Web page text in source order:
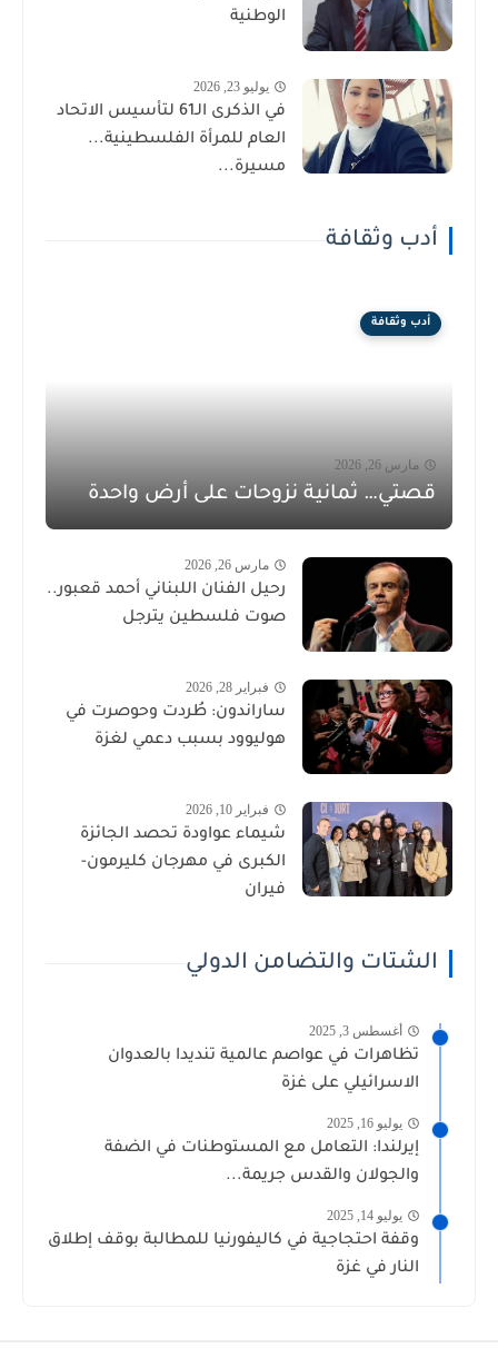
الوطنية
يوليو 23, 2026
في الذكرى الـ61 لتأسيس الاتحاد
العام للمرأة الفلسطينية...
مسيرة...
أدب وثقافة
أدب وثقافة
مارس 26, 2026
قصتي… ثمانية نزوحات على أرض واحدة
مارس 26, 2026
رحيل الفنان اللبناني أحمد قعبور..
صوت فلسطين يترجل
فبراير 28, 2026
ساراندون: طُردت وحوصرت في
هوليوود بسبب دعمي لغزة
فبراير 10, 2026
شيماء عواودة تحصد الجائزة
الكبرى في مهرجان كليرمون-
فيران
الشتات والتضامن الدولي
أغسطس 3, 2025
تظاهرات في عواصم عالمية تنديدا بالعدوان
الاسرائيلي على غزة
يوليو 16, 2025
إيرلندا: التعامل مع المستوطنات في الضفة
والجولان والقدس جريمة...
يوليو 14, 2025
وقفة احتجاجية في كاليفورنيا للمطالبة بوقف إطلاق
النار في غزة